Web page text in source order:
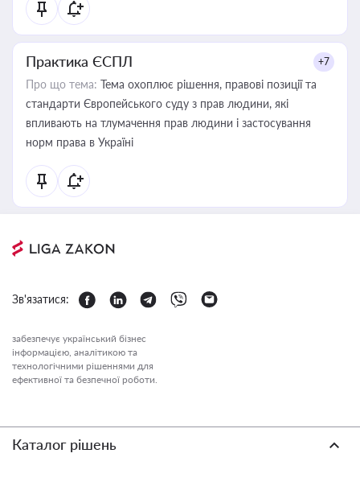
Практика ЄСПЛ +7
Про що тема: Тема охоплює рішення, правові позиції та
стандарти Європейського суду з прав людини, які
впливають на тлумачення прав людини і застосування
норм права в Україні
Зв'язатися:
забезпечує український бізнес
інформацією, аналітикою та
технологічними рішеннями для
ефективної та безпечної роботи.
Каталог рішень